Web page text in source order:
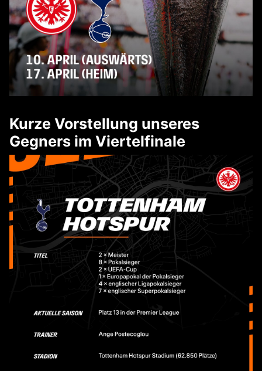
Kurze Vorstellung unseres
Gegners im Viertelfinale